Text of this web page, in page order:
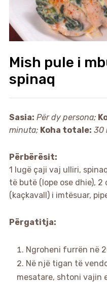
Mish pule i
spinaq
Sasia: Për dy persona;
minuta; Koha totale: 30
Përbërësit:
1 lugë çaji vaj ulliri,
të butë (lope ose dhie),
(kaçkavall) i imtësuar,
Përgatitja:
Ngroheni furrën në
Në një tigan të
mesatare, shtoni vajin